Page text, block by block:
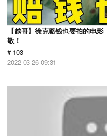
【越哥】徐克赔钱也要拍的电
敬！
# 103
2022-03-26 09:31